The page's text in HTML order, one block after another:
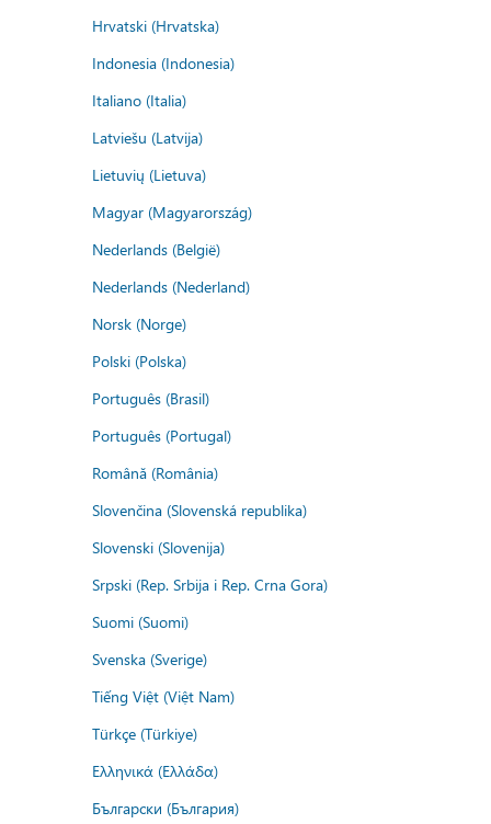
Hrvatski (Hrvatska)
Indonesia (Indonesia)
Italiano (Italia)
Latviešu (Latvija)
Lietuvių (Lietuva)
Magyar (Magyarország)
Nederlands (België)
Nederlands (Nederland)
Norsk (Norge)
Polski (Polska)
Português (Brasil)
Português (Portugal)
Română (România)
Slovenčina (Slovenská republika)
Slovenski (Slovenija)
Srpski (Rep. Srbija i Rep. Crna Gora)
Suomi (Suomi)
Svenska (Sverige)
Tiếng Việt (Việt Nam)
Türkçe (Türkiye)
Ελληνικά (Ελλάδα)
Български (България)